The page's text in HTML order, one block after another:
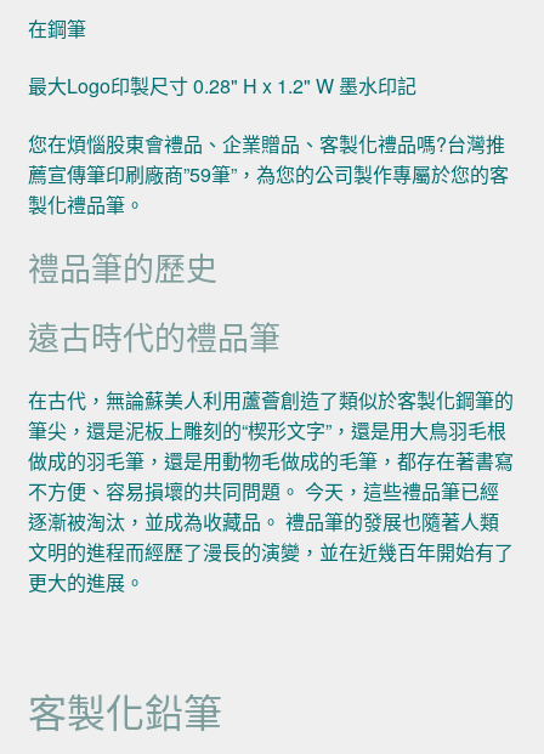
在鋼筆
最大Logo印製尺寸 0.28" H x 1.2" W 墨水印記
您在煩惱股東會禮品、企業贈品、客製化禮品嗎?台灣推
薦宣傳筆印刷廠商”59筆”，為您的公司製作專屬於您的客
製化禮品筆。
禮品筆的歷史
遠古時代的禮品筆
在古代，無論蘇美人利用蘆薈創造了類似於客製化鋼筆的
筆尖，還是泥板上雕刻的“楔形文字”，還是用大鳥羽毛根
做成的羽毛筆，還是用動物毛做成的毛筆，都存在著書寫
不方便、容易損壞的共同問題。 今天，這些禮品筆已經
逐漸被淘汰，並成為收藏品。 禮品筆的發展也隨著人類
文明的進程而經歷了漫長的演變，並在近幾百年開始有了
更大的進展。
客製化鉛筆